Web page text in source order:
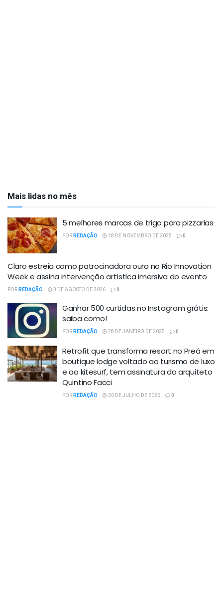
Mais lidas no mês
5 melhores marcas de trigo para pizzarias
PORREDAÇÃO 18 DE NOVEMBRO DE 2025 0
Claro estreia como patrocinadora ouro no Rio Innovation
Week e assina intervenção artística imersiva do evento
PORREDAÇÃO 3 DE AGOSTO DE 2026 0
Ganhar 500 curtidas no Instagram grátis:
saiba como!
PORREDAÇÃO 28 DE JANEIRO DE 2025 0
Retrofit que transforma resort no Preá em
boutique lodge voltado ao turismo de luxo
e ao kitesurf, tem assinatura do arquiteto
Quintino Facci
PORREDAÇÃO 30 DE JULHO DE 2026 0